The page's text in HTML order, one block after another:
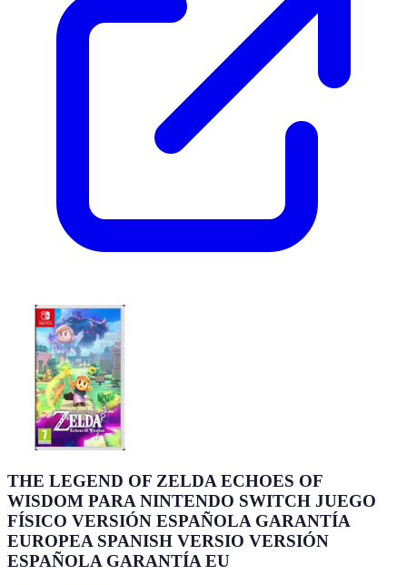
THE LEGEND OF ZELDA ECHOES OF
WISDOM PARA NINTENDO SWITCH JUEGO
FÍSICO VERSIÓN ESPAÑOLA GARANTÍA
EUROPEA SPANISH VERSIO VERSIÓN
ESPAÑOLA GARANTÍA EU